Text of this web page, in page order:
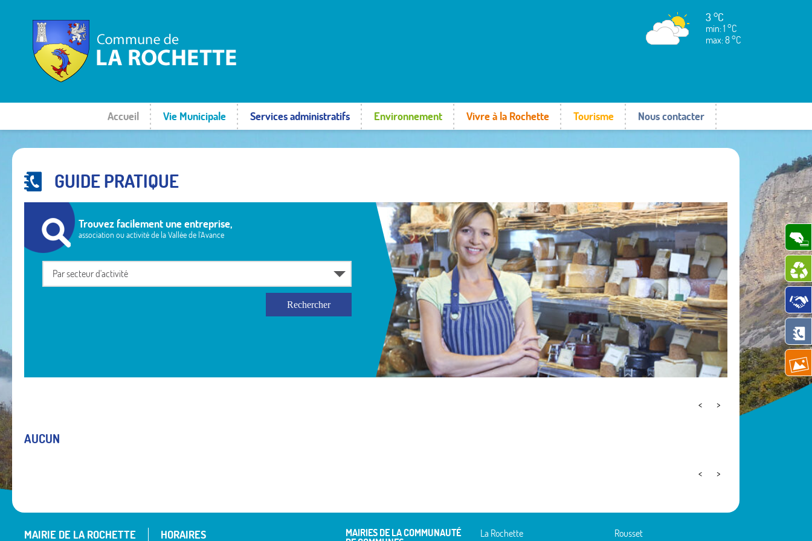
3 °C
min: 1 °C
max: 8 °C
Accueil Vie Municipale Services administratifs Environnement Vivre à la Rochette Tourisme Nous contacter
GUIDE PRATIQUE
Trouvez facilement une entreprise,
association ou activité de la Vallée de l’Avance
Par secteur d'activité
< >
AUCUN
< >
MAIRIE DE LA ROCHETTE HORAIRES
MAIRIES DE LA COMMUNAUTÉ
La Rochette Rousset